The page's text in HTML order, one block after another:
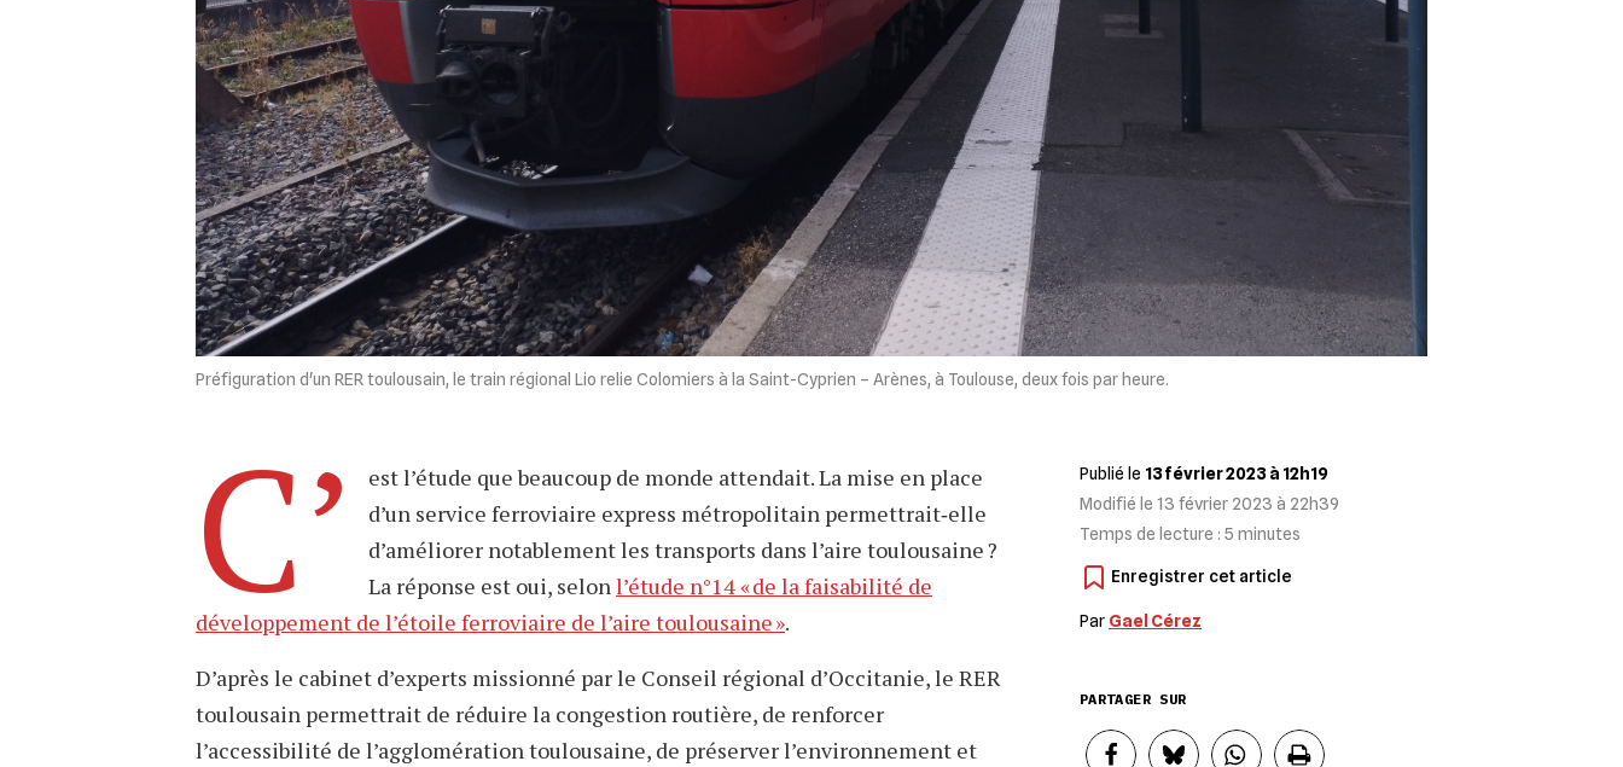
Préfiguration d'un RER toulousain, le train régional Lio relie Colomiers à la Saint-Cyprien – Arènes, à Toulouse, deux fois par heure.
C’
est l’étude que beaucoup de monde attendait. La mise en place
d’un service ferroviaire express métropolitain permettrait‐elle
d’améliorer notablement les transports dans l’aire toulousaine ?
La réponse est oui, selonl’étude n°14 « de la faisabilité de
développement de l’étoile ferroviaire de l’aire toulousaine ».
D’après le cabinet d’experts missionné par le Conseil régional d’Occitanie, le RER
toulousain permettrait de réduire la congestion routière, de renforcer
l’accessibilité de l’agglomération toulousaine, de préserver l’environnement et
Publié le 13 février 2023 à 12h19
Modifié le 13 février 2023 à 22h39
Temps de lecture : 5 minutes
Par Gael Cérez
PARTAGER SUR